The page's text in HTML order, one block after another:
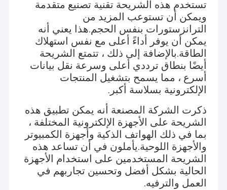
تستخدم هذه الشريحة تقنية تصنيع متقدمة
ويمكن أن تستوعب المزيد من
الترانزستورات بنفس الحجم.هذا يعني أنه
يمكن أن يوفر أداءً أعلى مع نفس استهلاك
الطاقة.بالإضافة إلى ذلك ، تتمتع الشريحة
أيضًا بنطاق ترددي أعلى وسرعة نقل بيانات
أسرع ، مما يسمح بتشغيل المنتجات
الإلكترونية بسلاسة أكبر.
ذكرت الشركة المصنعة أنه يمكن تطبيق هذه
الشريحة على الأجهزة الإلكترونية المختلفة ،
بما في ذلك الهواتف الذكية وأجهزة الكمبيوتر
والأجهزة اللوحية.يأملون في أن تساعد هذه
الشريحة المستخدمين على استخدام الأجهزة
الحالية بشكل أفضل وتحسين تجاربهم في
العمل والترفيه.